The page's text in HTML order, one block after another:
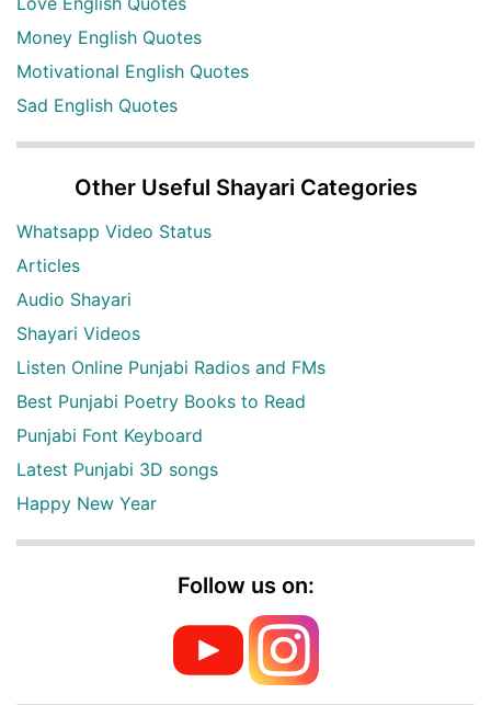
Money English Quotes
Motivational English Quotes
Sad English Quotes
Other Useful Shayari Categories
Whatsapp Video Status
Articles
Audio Shayari
Shayari Videos
Listen Online Punjabi Radios and FMs
Best Punjabi Poetry Books to Read
Punjabi Font Keyboard
Latest Punjabi 3D songs
Happy New Year
Follow us on: